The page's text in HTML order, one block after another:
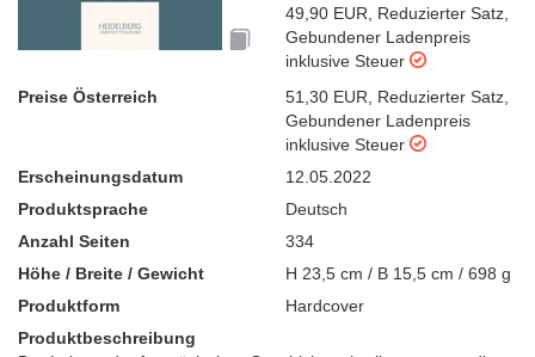
49,90 EUR
Reduzierter Satz
Gebundener Ladenpreis
inklusive Steuer
Preise Österreich
51,30 EUR Reduzierter Satz
Gebundener Ladenpreis
inklusive Steuer
Erscheinungsdatum
12.05.2022
Produktsprache
Deutsch
Anzahl Seiten
334
Höhe / Breite / Gewicht
H 23,5 cm / B 15,5 cm / 698 g
Produktform
Hardcover
Produktbeschreibung